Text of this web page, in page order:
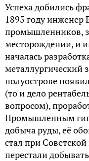
Успеха добились
1895 году инженер
промышленников,
месторождении, и
началась
металлургический
полуострове
(то и дело
вопросом),
Промышленным
добыча руды, её
стал при
перестали